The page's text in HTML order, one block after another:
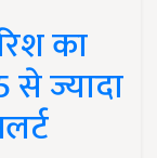
का
से ज्यादा